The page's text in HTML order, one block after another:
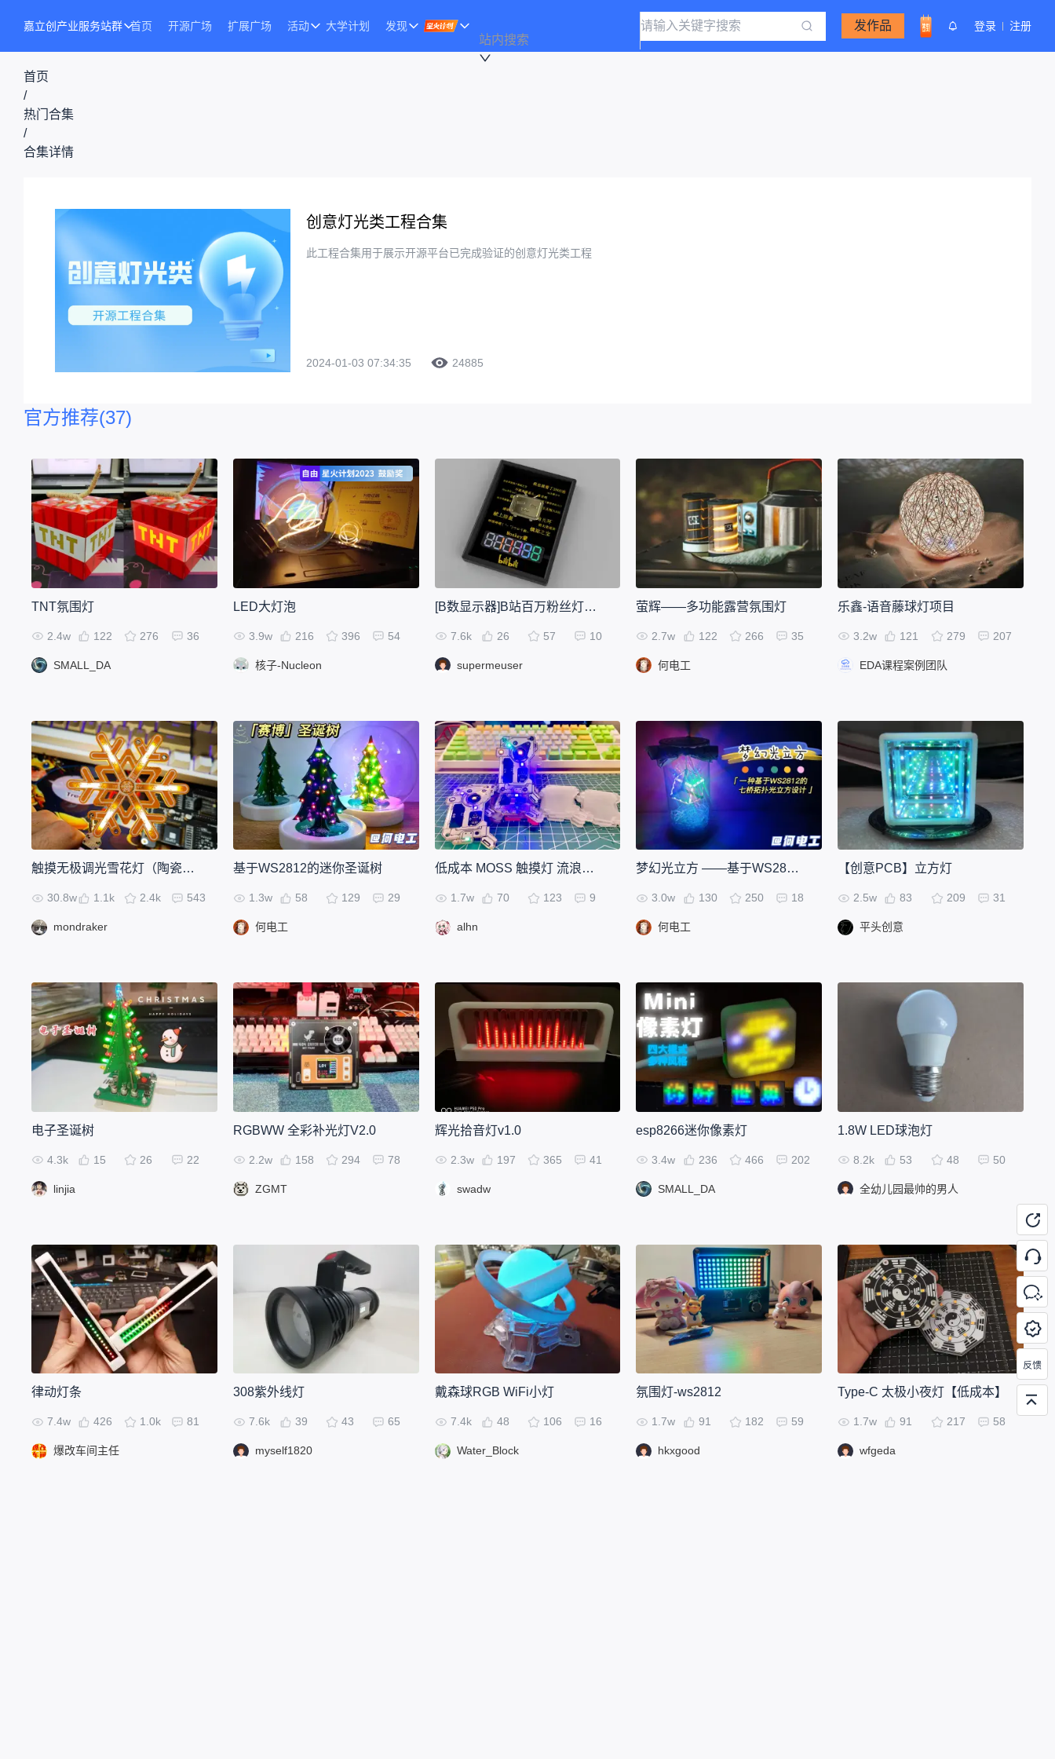
嘉立创产业服务站群 首页 开源广场 扩展广场 活动 大学计划 发现
站内搜索
发作品 登录 注册
首页
/
热门合集
/
合集详情
创意灯光类工程合集
此工程合集用于展示开源平台已完成验证的创意灯光类工程
2024-01-03 07:34:35 24885
官方推荐(37)
TNT氛围灯
2.4w 122 276 36
SMALL_DA
LED大灯泡
3.9w 216 396 54
核子-Nucleon
[B数显示器]B站百万粉丝灯牌！
7.6k 26 57 10
supermeuser
萤辉——多功能露营氛围灯
2.7w 122 266 35
何电工
乐鑫-语音藤球灯项目
3.2w 121 279 207
EDA课程案例团队
触摸无极调光雪花灯（陶瓷灯丝）（新手小白也可以做！）
30.8w 1.1k 2.4k 543
mondraker
基于WS2812的迷你圣诞树
1.3w 58 129 29
何电工
低成本 MOSS 触摸灯 流浪地球2
1.7w 70 123 9
alhn
梦幻光立方 ——基于WS2812的RGB幻彩小夜灯
3.0w 130 250 18
何电工
【创意PCB】立方灯
2.5w 83 209 31
平头创意
电子圣诞树
4.3k 15 26 22
linjia
RGBWW 全彩补光灯V2.0
2.2w 158 294 78
ZGMT
辉光拾音灯v1.0
2.3w 197 365 41
swadw
esp8266迷你像素灯
3.4w 236 466 202
SMALL_DA
1.8W LED球泡灯
8.2k 53 48 50
全幼儿园最帅的男人
律动灯条
7.4w 426 1.0k 81
爆改车间主任
308紫外线灯
7.6k 39 43 65
myself1820
戴森球RGB WiFi小灯
7.4k 48 106 16
Water_Block
氛围灯-ws2812
1.7w 91 182 59
hkxgood
Type-C 太极小夜灯【低成本】
1.7w 91 217 58
wfgeda